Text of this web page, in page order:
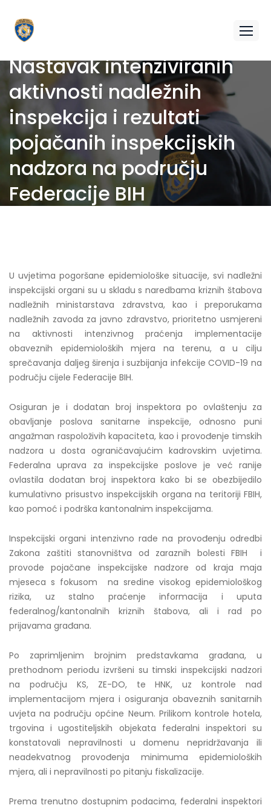
Nastavak intenziviranih
aktivnosti nadležnih
inspekcija i rezultati
pojačanih inspekcijskih
nadzora na području
Federacije BIH
U uvjetima pogoršane epidemiološke situacije, svi nadležni
inspekcijski organi su u skladu s naredbama kriznih štabova
nadležnih ministarstava zdravstva, kao i preporukama
nadležnih zavoda za javno zdravstvo, prioritetno usmjereni
na aktivnosti intenzivnog praćenja implementacije
obaveznih epidemioloških mjera na terenu, a u cilju
sprečavanja daljeg širenja i suzbijanja infekcije COVID-19 na
području cijele Federacije BIH.
Osiguran je i dodatan broj inspektora po ovlaštenju za
obavljanje poslova sanitarne inspekcije, odnosno puni
angažman raspoloživih kapaciteta, kao i provođenje timskih
nadzora u dosta ograničavajućim kadrovskim uvjetima.
Federalna uprava za inspekcijske poslove je već ranije
ovlastila dodatan broj inspektora kako bi se obezbijedilo
kumulativno prisustvo inspekcijskih organa na teritoriji FBIH,
kao pomoć i podrška kantonalnim inspekcijama.
Inspekcijski organi intenzivno rade na provođenju odredbi
Zakona zaštiti stanovništva od zaraznih bolesti FBIH i
provode pojačane inspekcijske nadzore od kraja maja
mjeseca s fokusom na sredine visokog epidemiološkog
rizika, uz stalno praćenje informacija i uputa
federalnog/kantonalnih kriznih štabova, ali i rad po
prijavama građana.
Po zaprimljenim brojnim predstavkama građana, u
prethodnom periodu izvršeni su timski inspekcijski nadzori
na području KS, ZE-DO, te HNK, uz kontrole nad
implementacijom mjera i osiguranja obaveznih sanitarnih
uvjeta na području općine Neum. Prilikom kontrole hotela,
trgovina i ugostiteljskih objekata federalni inspektori su
konstatovali nepravilnosti u domenu nepridržavanja ili
neadekvatnog provođenja minimuma epidemioloških
mjera, ali i nepravilnosti po pitanju fiskalizacije.
Prema trenutno dostupnim podacima, federalni inspektori